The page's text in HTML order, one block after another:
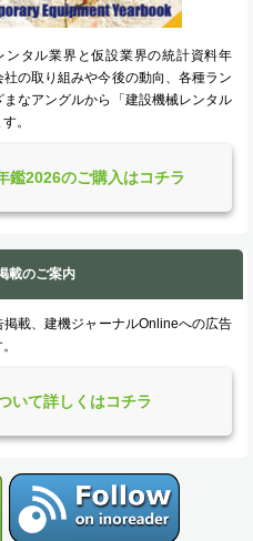
タル業界と仮設業界の統計資料年
の取り組みや今後の動向、各種ラン
なアングルから「建設機械レンタル
。
鑑2026のご購入はコチラ
載のご案内
載、建機ジャーナルOnlineへの広告
いて詳しくはコチラ